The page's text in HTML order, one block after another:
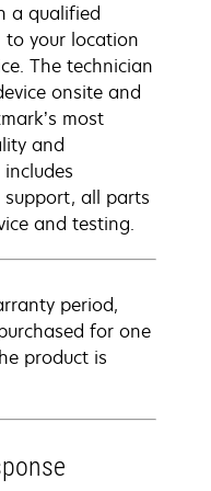
a qualified
to your location
The technician
onsite and
most
and
all parts
and testing.
period,
for one
product is